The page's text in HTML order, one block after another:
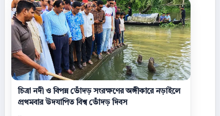
চিত্রা নদী ও বিপন্ন ভোঁদড় সংরক্ষণের অঙ্গীকারে নড়াইলে
প্রথমবার উদযাপিত বিশ্ব ভোঁদড় দিবস